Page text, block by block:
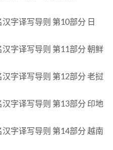
字译写导则 第10部分 日
字译写导则 第11部分 朝鲜
字译写导则 第12部分 老挝
字译写导则 第13部分 印地
字译写导则 第14部分 越南